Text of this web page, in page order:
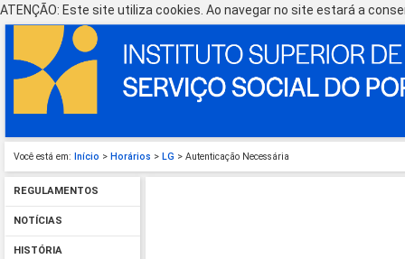
ATENÇÃO: Este site utiliza cookies. Ao navegar no site estará a
Você está em: Início > Horários > LG > Autenticação Necessária
REGULAMENTOS
NOTÍCIAS
HISTÓRIA